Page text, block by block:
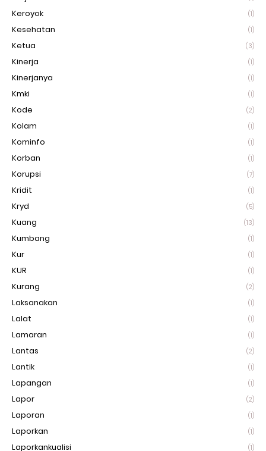
Keroyok (1)
Kesehatan (1)
Ketua (3)
Kinerja (1)
Kinerjanya (1)
Kmki (1)
Kode (2)
Kolam (1)
Kominfo (1)
Korban (1)
Korupsi (7)
Kridit (1)
Kryd (5)
Kuang (13)
Kumbang (1)
Kur (1)
KUR (1)
Kurang (2)
Laksanakan (1)
Lalat (1)
Lamaran (1)
Lantas (2)
Lantik (1)
Lapangan (1)
Lapor (2)
Laporan (1)
Laporkan (1)
Laporkankualisi (1)